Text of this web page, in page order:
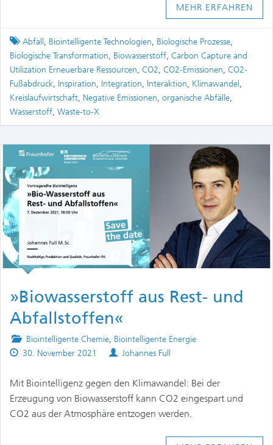
MEHR ERFAHREN
Tagged
Abfall , Biointelligente Technologien, Biologische Prozesse,
Biologische Transformation, Biowasserstoff, Carbon Capture and
Utilization Erneuerbare Ressourcen, CO2, CO2-Emissionen, CO2-
Fußabdruck, Inspiration, Integration, Interaktion, Klimawandel ,
Kreislaufwirtschaft, Negative Emissionen, organische Abfälle,
Wasserstoff, Waste-to-X
»Biowasserstoff aus Rest- und
Abfallstoffen«
Posted
in
Biointelligente Chemie, Biointelligente Energie
Published
30. November 2021 Authors
Johannes Full
Mit Biointelligenz gegen den Klimawandel: Bei der
Erzeugung von Biowasserstoff kann CO2 eingespart und
CO2 aus der Atmosphäre entzogen werden.